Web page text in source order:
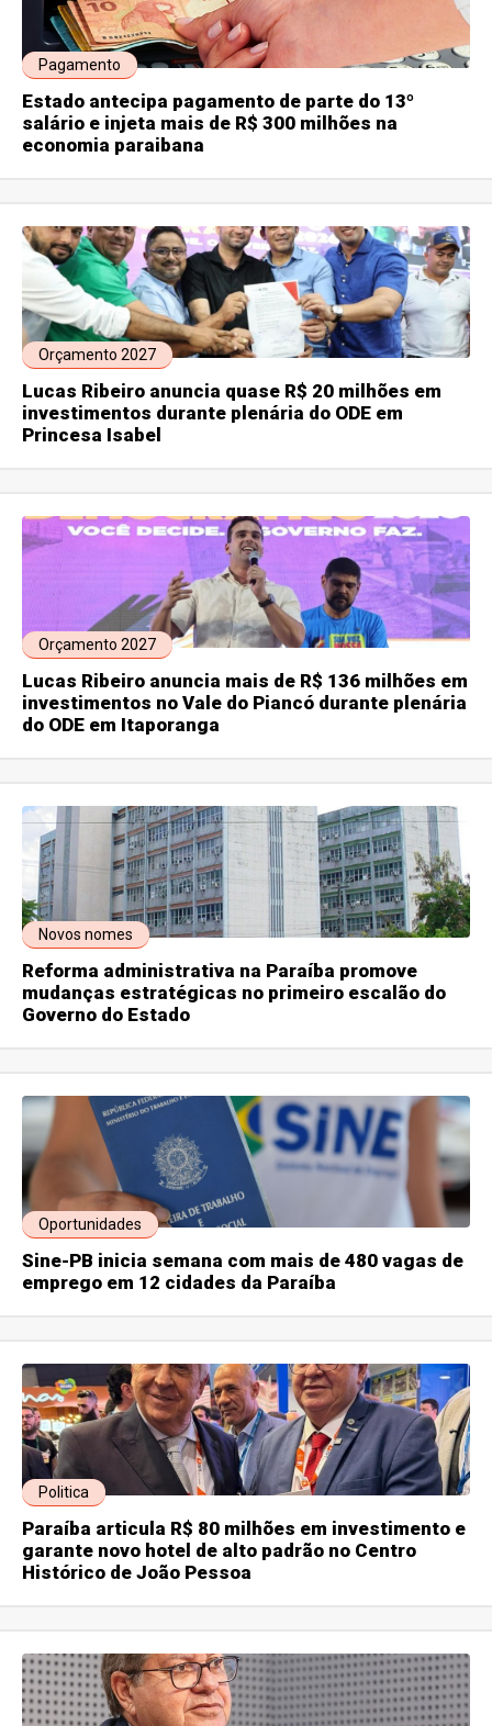
Pagamento
Estado antecipa pagamento de parte do 13º
salário e injeta mais de R$ 300 milhões na
economia paraibana
Orçamento 2027
Lucas Ribeiro anuncia quase R$ 20 milhões em
investimentos durante plenária do ODE em
Princesa Isabel
Orçamento 2027
Lucas Ribeiro anuncia mais de R$ 136 milhões em
investimentos no Vale do Piancó durante plenária
do ODE em Itaporanga
Novos nomes
Reforma administrativa na Paraíba promove
mudanças estratégicas no primeiro escalão do
Governo do Estado
Oportunidades
Sine-PB inicia semana com mais de 480 vagas de
emprego em 12 cidades da Paraíba
Politica
Paraíba articula R$ 80 milhões em investimento e
garante novo hotel de alto padrão no Centro
Histórico de João Pessoa